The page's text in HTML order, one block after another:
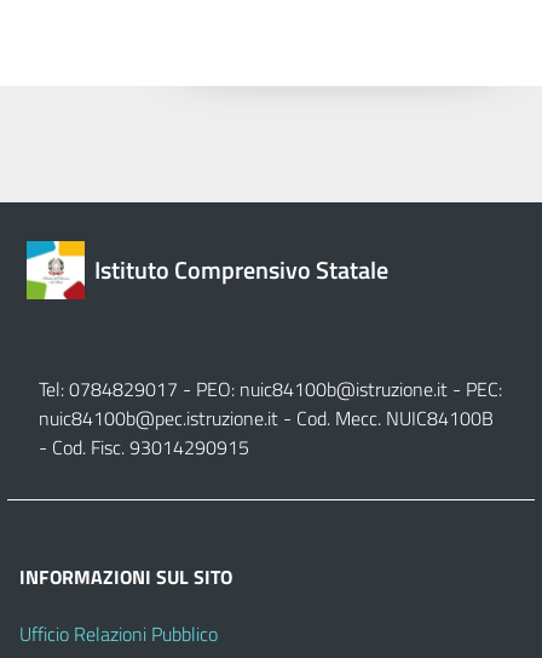
Istituto Comprensivo Statale
Tel: 0784829017 - PEO: nuic84100b@istruzione.it - PEC:
nuic84100b@pec.istruzione.it - Cod. Mecc. NUIC84100B
- Cod. Fisc. 93014290915
INFORMAZIONI SUL SITO
Ufficio Relazioni Pubblico